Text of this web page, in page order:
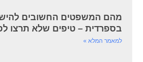
מהם המשפטים החשובים
בספרדית – טיפים שלא תרצו
למאמר המלא »